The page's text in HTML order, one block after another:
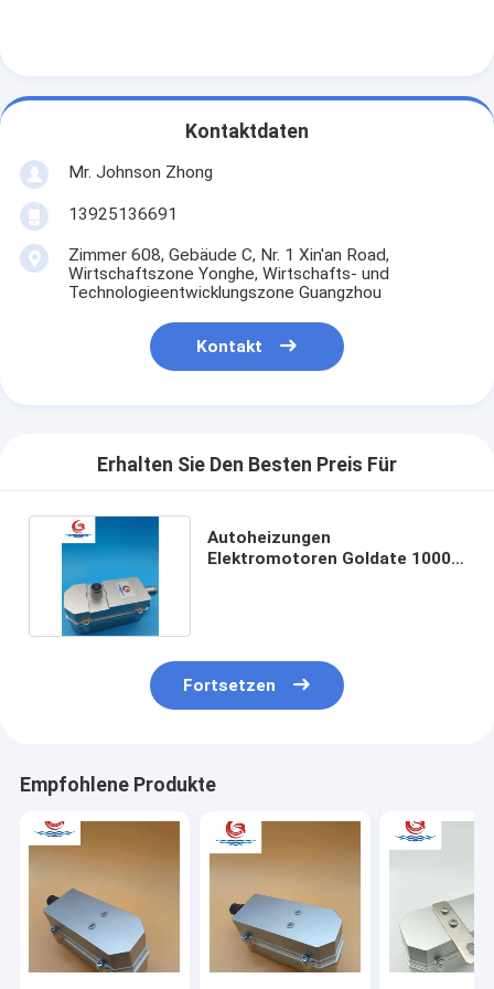
Kontaktdaten
Mr. Johnson Zhong
13925136691
Zimmer 608, Gebäude C, Nr. 1 Xin'an Road,
Wirtschaftszone Yonghe, Wirtschafts- und
Technologieentwicklungszone Guangzhou
Kontakt
Erhalten Sie Den Besten Preis Für
Autoheizungen
Elektromotoren Goldate 1000w
Fortsetzen
Empfohlene Produkte